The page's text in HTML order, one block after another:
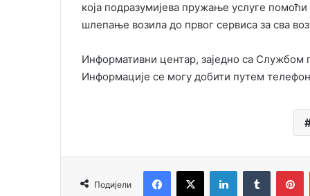
која подразумијева пружање услуге
шлепање возила до првог сервиса за сва
Информативни центар, заједно са Службом
Информације се могу добити путем
Подијели